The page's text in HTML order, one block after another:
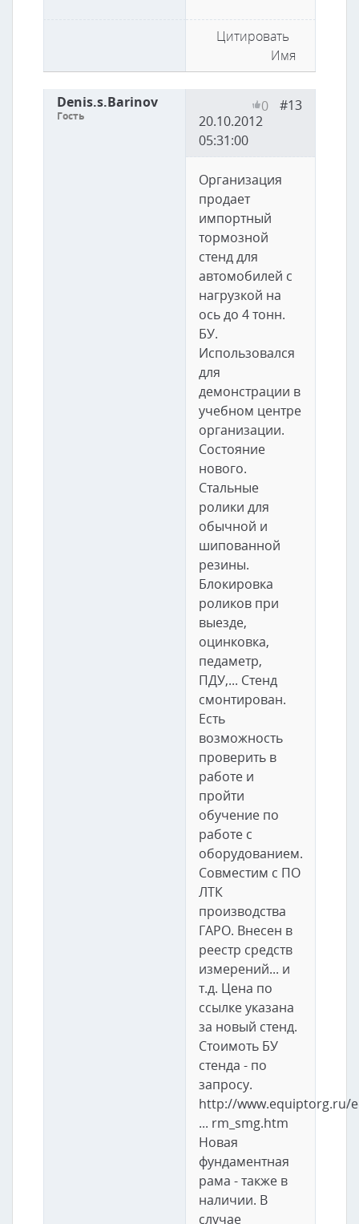
Цитировать
Имя
Denis.s.Barinov
Гость
#13
0
20.10.2012
05:31:00
Организация
продает
импортный
тормозной
стенд для
автомобилей с
нагрузкой на
ось до 4 тонн.
БУ.
Использовался
для
демонстрации в
учебном центре
организации.
Состояние
нового.
Стальные
ролики для
обычной и
шипованной
резины.
Блокировка
роликов при
выезде,
оцинковка,
педаметр,
ПДУ,... Стенд
смонтирован.
Есть
возможность
проверить в
работе и
пройти
обучение по
работе с
оборудованием.
Совместим с ПО
ЛТК
производства
ГАРО. Внесен в
реестр средств
измерений... и
т.д. Цена по
ссылке указана
за новый стенд.
Стоимоть БУ
стенда - по
запросу.
http://www.equiptorg.ru/
... rm_smg.htm
Новая
фундаментная
рама - также в
наличии. В
случае